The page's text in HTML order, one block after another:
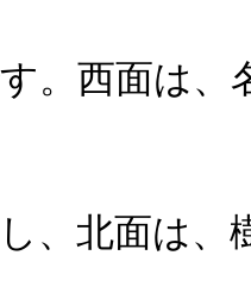
。西面は、
、北面は、